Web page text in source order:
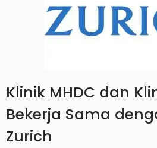
Klinik MHDC dan
Bekerja Sama
Zurich